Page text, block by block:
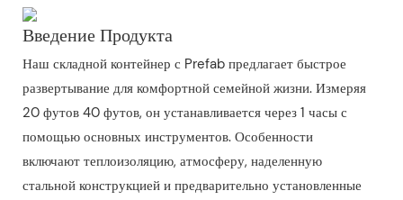
Введение Продукта
Наш складной контейнер с Prefab предлагает быстрое
развертывание для комфортной семейной жизни. Измеряя
20 футов 40 футов, он устанавливается через 1 часы с
помощью основных инструментов. Особенности
включают теплоизоляцию, атмосферу, наделенную
стальной конструкцией и предварительно установленные